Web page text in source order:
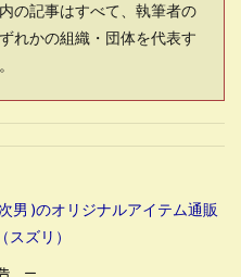
の記事はすべて、執筆者の
れかの組織・団体を代表す
男 )のオリジナルアイテム通販
スズリ）
ー